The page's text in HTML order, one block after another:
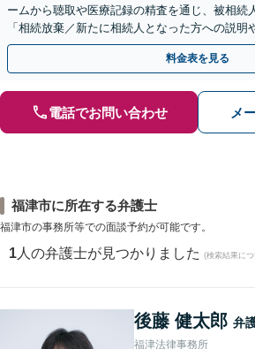
ームから聴取や医療記録の精査を通じ、被相続
「相続放棄／新たに相続人となった方への説明
応まで、きめ細やかにサポート」【休日・夜間
料金表を見る
電話でお問い合わせ メ
福津市に所在する弁護士
福津市の事務所等での面談予約が可能です。
1 人の弁護士が見つかりました (検索結果に
後藤 健太郎 弁
福津法律事務所